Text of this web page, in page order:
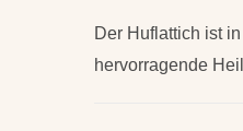
Der Huflattich ist
hervorragende